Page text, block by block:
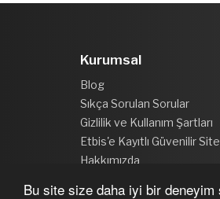
Bu site size daha iyi bir deneyim
Kurumsal
Blog
Sıkça Sorulan Sorular
Gizlilik ve Kullanım Şartları
Etbis'e Kayıtlı Güvenilir Site
Hakkımızda